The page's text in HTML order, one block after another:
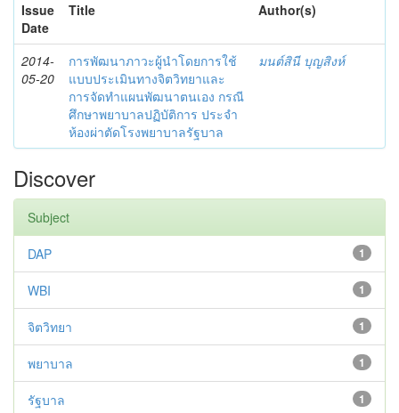
Issue
Date
Title Author(s)
2014-
05-20
การพัฒนาภาวะผู้นำโดยการใช้
แบบประเมินทางจิตวิทยาและ
การจัดทำแผนพัฒนาตนเอง กรณี
ศึกษาพยาบาลปฏิบัติการ ประจำ
ห้องผ่าตัดโรงพยาบาลรัฐบาล
มนต์สินี บุญสิงห์
Discover
Subject
1
DAP
1
WBI
1
จิตวิทยา
1
พยาบาล
1
รัฐบาล